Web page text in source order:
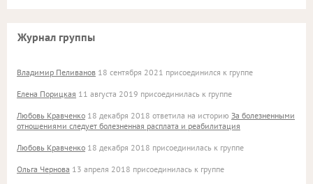
Журнал группы
Владимир Пеливанов 18 сентября 2021 присоединился к группе
Елена Порицкая 11 августа 2019 присоединилась к группе
Любовь Кравченко 18 декабря 2018 ответила на историю За болезненными
отношениями следует болезненная расплата и реабилитация
Любовь Кравченко 18 декабря 2018 присоединилась к группе
Ольга Чернова 13 апреля 2018 присоединилась к группе